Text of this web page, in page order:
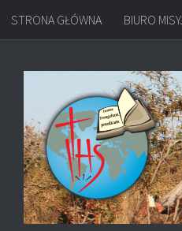
Przejdź do treści
STRONA GŁÓWNA BIURO